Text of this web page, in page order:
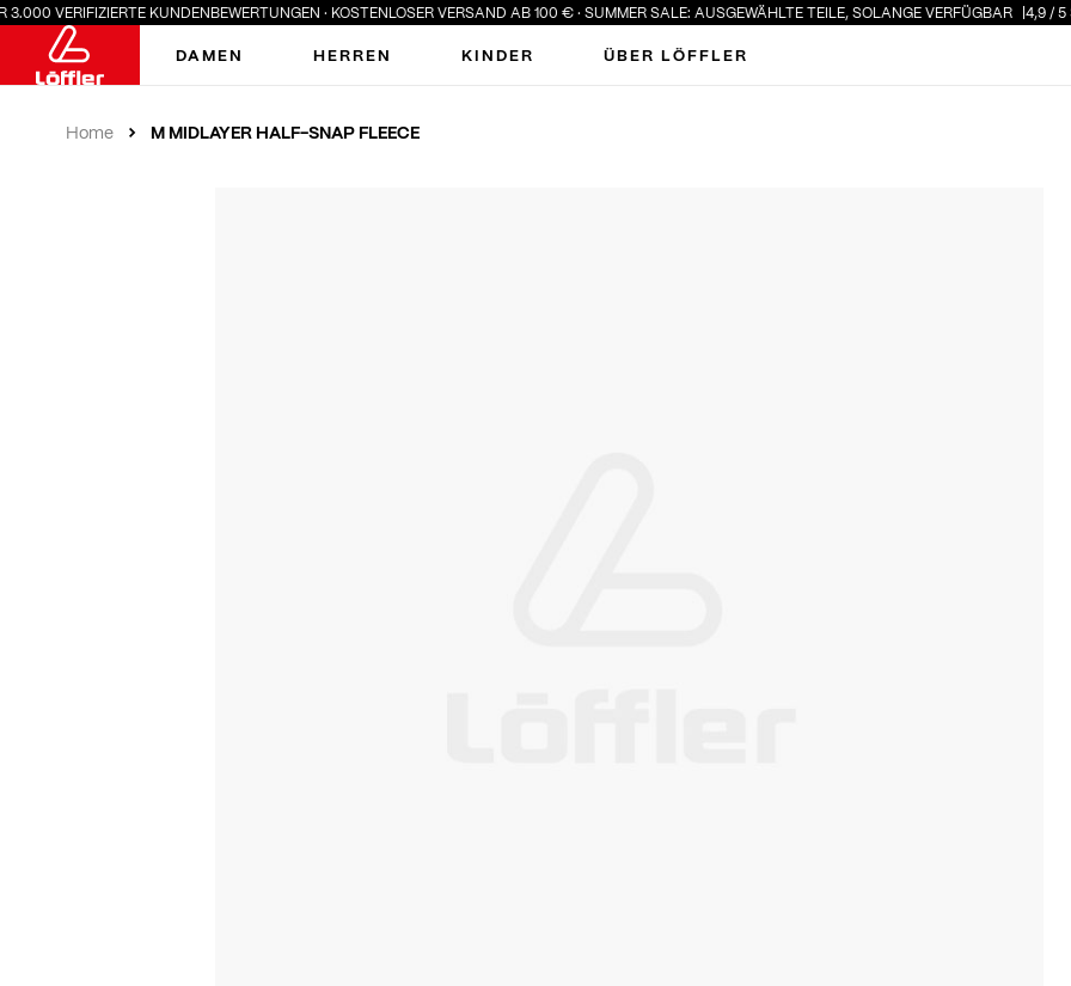
KUNDENBEWERTUNGEN · KOSTENLOSER VERSAND AB 100 € · SUMMER SALE: AUSGEWÄHLTE TEILE, SOLANGE VERFÜGBAR 4,9 / 5
DAMEN HERREN KINDER ÜBER LÖFFLER
Home M MIDLAYER HALF-SNAP FLEECE